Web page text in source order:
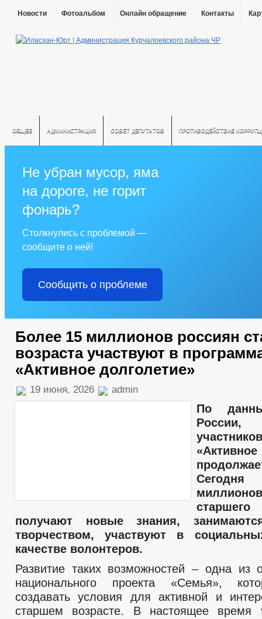
Новости Фотоальбом Онлайн обращение Контакты
ОБЩЕЕ АДМИНИСТРАЦИЯ СОВЕТ ДЕПУТАТОВ ПРОТИВОДЕЙСТВИЕ
Не убран мусор, яма
на дороге, не горит
фонарь?
Столкнулись с проблемой —
сообщите о ней!
Сообщить о проблеме
Более 15 миллионов россиян
возраста участвуют в
«Активное долголетие»
19 июня, 2026 admin
По
получают новые знания,
творчеством, участвуют в
качестве волонтеров.
Развитие таких возможностей – одна из
национального проекта «Семья»,
создавать условия для активной и
старшем возрасте. В настоящее время